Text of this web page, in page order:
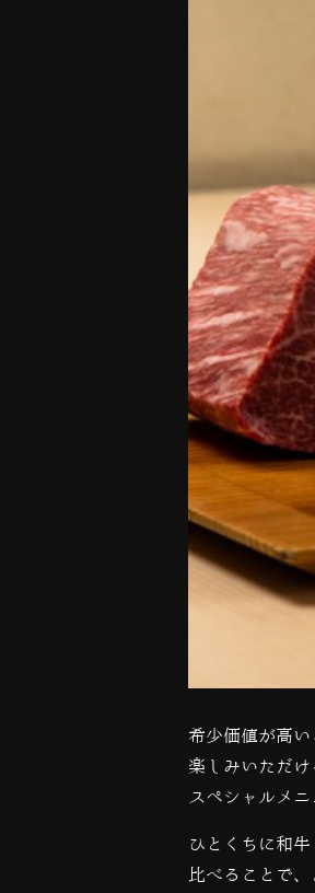
希少価値が高
楽しみいただ
スペシャルメニ
ひとくちに和
比べることで